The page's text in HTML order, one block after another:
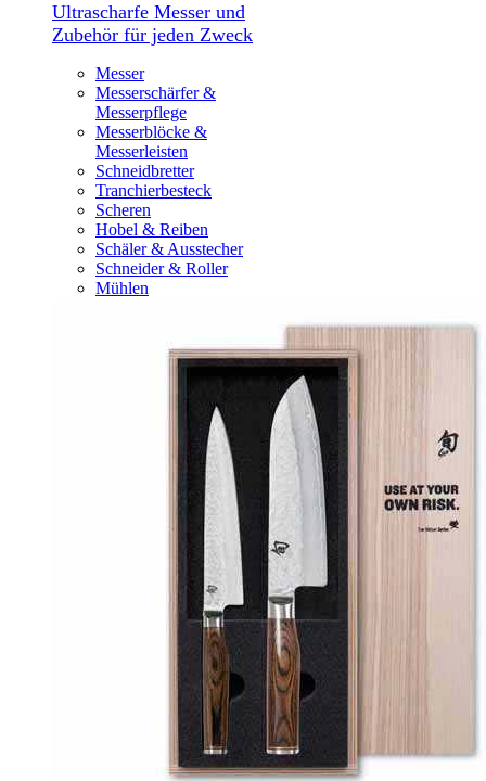
Ultrascharfe Messer und
Zubehör für jeden Zweck
Messer
Messerschärfer &
Messerpflege
Messerblöcke &
Messerleisten
Schneidbretter
Tranchierbesteck
Scheren
Hobel & Reiben
Schäler & Ausstecher
Schneider & Roller
Mühlen